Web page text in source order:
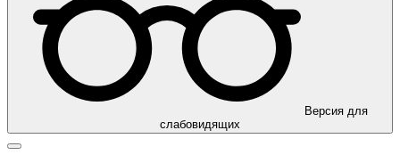
Версия для
слабовидящих